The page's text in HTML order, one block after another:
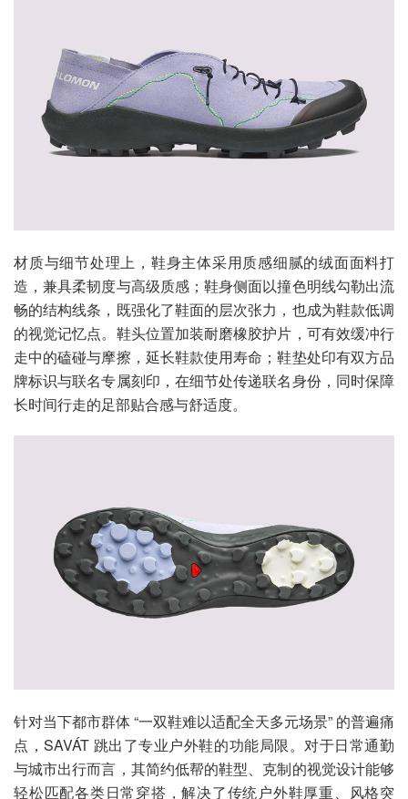
材质与细节处理上，鞋身主体采用质感细腻的绒面面料打
造，兼具柔韧度与高级质感；鞋身侧面以撞色明线勾勒出流
畅的结构线条，既强化了鞋面的层次张力，也成为鞋款低调
的视觉记忆点。鞋头位置加装耐磨橡胶护片，可有效缓冲行
走中的磕碰与摩擦，延长鞋款使用寿命；鞋垫处印有双方品
牌标识与联名专属刻印，在细节处传递联名身份，同时保障
长时间行走的足部贴合感与舒适度。
针对当下都市群体 “一双鞋难以适配全天多元场景” 的普遍痛
点，SAVÁT 跳出了专业户外鞋的功能局限。对于日常通勤
与城市出行而言，其简约低帮的鞋型、克制的视觉设计能够
轻松匹配各类日常穿搭，解决了传统户外鞋厚重、风格突